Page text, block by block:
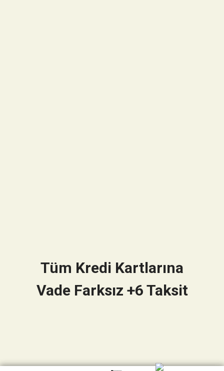
Tüm Kredi Kartlarına
Vade Farksız +6 Taksit